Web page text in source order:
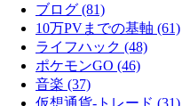
ブログ (81)
10万PVまでの基軸 (61)
ライフハック (48)
ポケモンGO (46)
音楽 (37)
仮想通貨-トレード (31)